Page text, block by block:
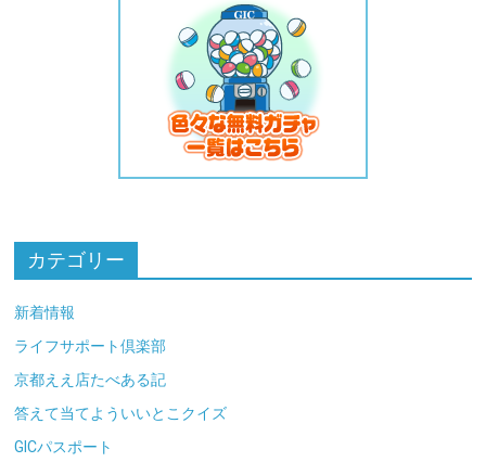
カテゴリー
新着情報
ライフサポート倶楽部
京都ええ店たべある記
答えて当てよういいとこクイズ
GICパスポート